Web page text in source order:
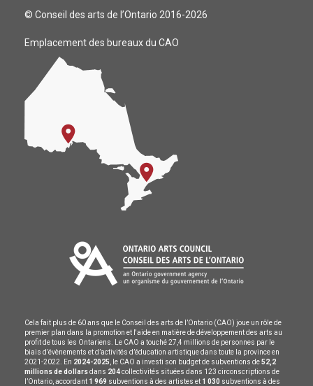
© Conseil des arts de l’Ontario 2016-2026
Emplacement des bureaux du CAO
Cela fait plus de 60 ans que le Conseil des arts de l’Ontario (CAO) joue un rôle de
premier plan dans la promotion et l'aide en matière de développement des arts au
profit de tous les Ontariens. Le CAO a touché 27,4 millions de personnes par le
biais d’évènements et d’activités d’éducation artistique dans toute la province en
2021-2022. En 2024-2025 , le CAO a investi son budget de subventions de52,2
millions de dollarsdans 204collectivités situées dans 123 circonscriptions de
l’Ontario, accordant 1 969 subventions à des artistes et 1 030 subventions à des